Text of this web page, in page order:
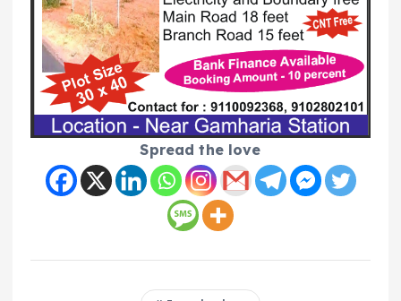
Spread the love